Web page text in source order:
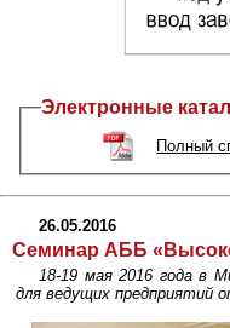
Электронные
Полный
26.05.2016
Семинар АББ
18-19 мая 2016 года в
для ведущих предприятий